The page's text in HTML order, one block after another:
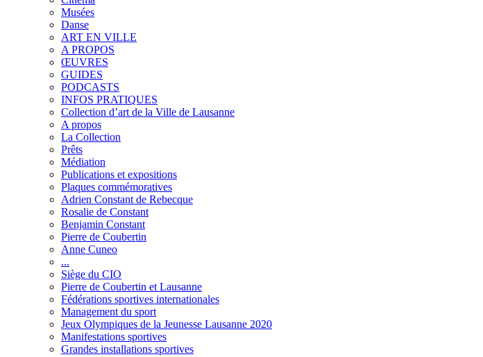
Musées
Danse
ART EN VILLE
A PROPOS
ŒUVRES
GUIDES
PODCASTS
INFOS PRATIQUES
Collection d’art de la Ville de Lausanne
A propos
La Collection
Prêts
Médiation
Publications et expositions
Plaques commémoratives
Adrien Constant de Rebecque
Rosalie de Constant
Benjamin Constant
Pierre de Coubertin
Anne Cuneo
...
Siège du CIO
Pierre de Coubertin et Lausanne
Fédérations sportives internationales
Management du sport
Jeux Olympiques de la Jeunesse Lausanne 2020
Manifestations sportives
Grandes installations sportives